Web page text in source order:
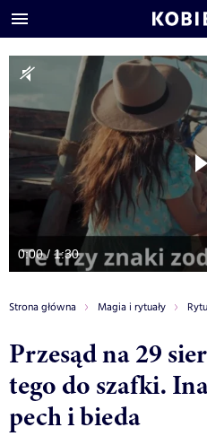
0:00 / 1:30
Strona główna Magia i rytuały
Przesąd na 29
tego do szafki.
pech i bieda